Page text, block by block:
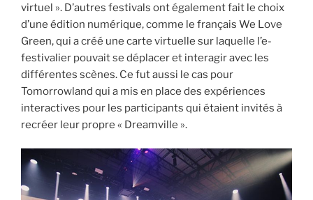
virtuel ». D’autres festivals ont également fait le choix
d’une édition numérique, comme le français We Love
Green, qui a créé une carte virtuelle sur laquelle l’e-
festivalier pouvait se déplacer et interagir avec les
différentes scènes. Ce fut aussi le cas pour
Tomorrowland qui a mis en place des expériences
interactives pour les participants qui étaient invités à
recréer leur propre « Dreamville ».